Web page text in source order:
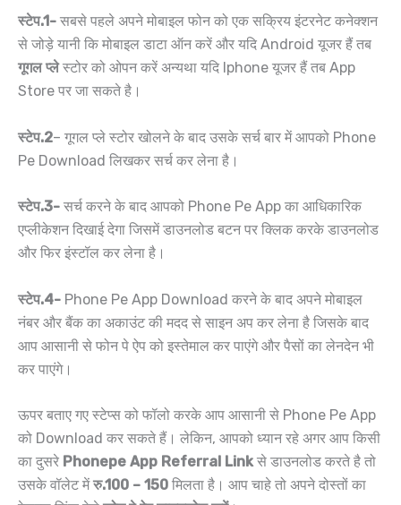
स्टेप.1- सबसे पहले अपने मोबाइल फोन को एक सक्रिय इंटरनेट कनेक्शन
से जोड़े यानी कि मोबाइल डाटा ऑन करें और यदि Android यूजर हैं तब
गूगल प्लेस्टोर को ओपन करें अन्यथा यदि Iphone यूजर हैं तब App
Store पर जा सकते है।
स्टेप.2– गूगल प्ले स्टोर खोलने के बाद उसके सर्च बार में आपको Phone
Pe Download लिखकर सर्च कर लेना है।
स्टेप.3- सर्च करने के बाद आपको Phone Pe App का आधिकारिक
एप्लीकेशन दिखाई देगा जिसमें डाउनलोड बटन पर क्लिक करके डाउनलोड
और फिर इंस्टॉल कर लेना है।
स्टेप.4- Phone Pe App Download करने के बाद अपने मोबाइल
नंबर और बैंक का अकाउंट की मदद से साइन अप कर लेना है जिसके बाद
आप आसानी से फोन पे ऐप को इस्तेमाल कर पाएंगे और पैसों का लेनदेन भी
कर पाएंगे।
ऊपर बताए गए स्टेप्स को फॉलो करके आप आसानी से Phone Pe App
को Download कर सकते हैं। लेकिन, आपको ध्यान रहे अगर आप किसी
का दुसरे Phonepe App Referral Linkसे डाउनलोड करते है तो
उसके वॉलेट मेंरु.100 – 150 मिलता है। आप चाहे तो अपने दोस्तों का